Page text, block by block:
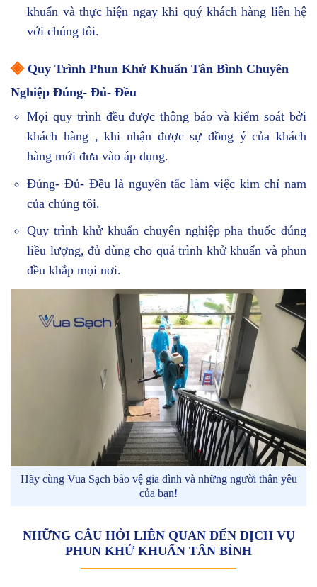
khuẩn và thực hiện ngay khi quý khách hàng liên hệ
với chúng tôi.
◈ Quy Trình Phun Khử Khuẩn Tân Bình Chuyên
Nghiệp Đúng- Đủ- Đều
Mọi quy trình đều được thông báo và kiểm soát bởi
khách hàng , khi nhận được sự đồng ý của khách
hàng mới đưa vào áp dụng.
Đúng- Đủ- Đều là nguyên tắc làm việc kim chỉ nam
của chúng tôi.
Quy trình khử khuẩn chuyên nghiệp pha thuốc đúng
liều lượng, đủ dùng cho quá trình khử khuẩn và phun
đều khắp mọi nơi.
Hãy cùng Vua Sạch bảo vệ gia đình và những người thân yêu
của bạn!
NHỮNG CÂU HỎI LIÊN QUAN ĐẾN DỊCH VỤ
PHUN KHỬ KHUẨN TÂN BÌNH